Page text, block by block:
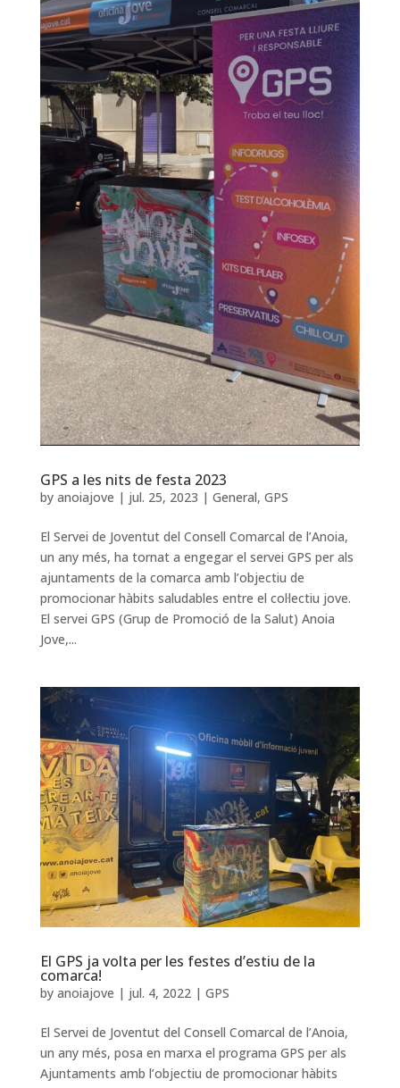
GPS a les nits de festa 2023
by anoiajove | jul. 25, 2023 | General, GPS
El Servei de Joventut del Consell Comarcal de l’Anoia,
un any més, ha tornat a engegar el servei GPS per als
ajuntaments de la comarca amb l’objectiu de
promocionar hàbits saludables entre el col·lectiu jove.
El servei GPS (Grup de Promoció de la Salut) Anoia
Jove,...
El GPS ja volta per les festes d’estiu de la
comarca!
by anoiajove | jul. 4, 2022| GPS
El Servei de Joventut del Consell Comarcal de l’Anoia,
un any més, posa en marxa el programa GPS per als
Ajuntaments amb l’objectiu de promocionar hàbits